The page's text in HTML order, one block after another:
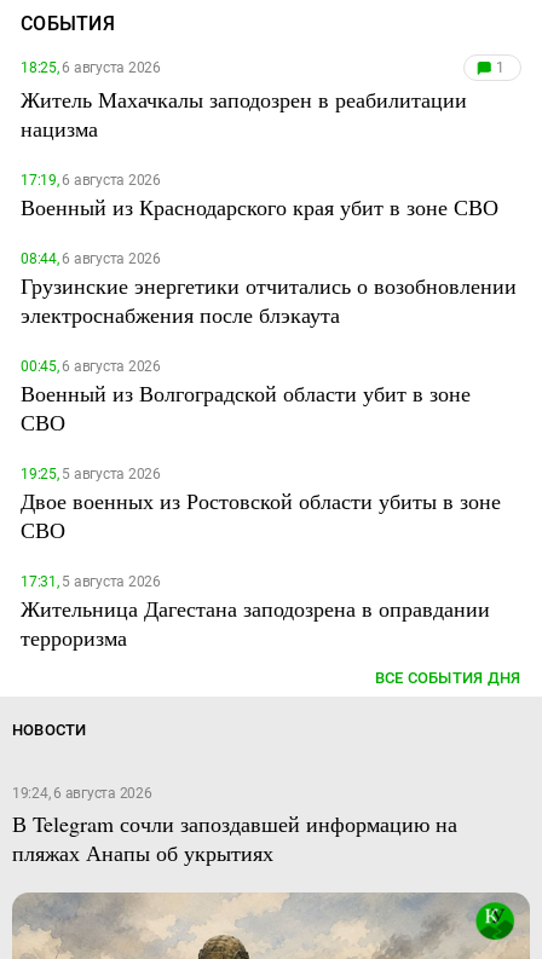
СОБЫТИЯ
18:25,6 августа 2026 1
Житель Махачкалы заподозрен в реабилитации
нацизма
17:19,6 августа 2026
Военный из Краснодарского края убит в зоне СВО
08:44,6 августа 2026
Грузинские энергетики отчитались о возобновлении
электроснабжения после блэкаута
00:45,6 августа 2026
Военный из Волгоградской области убит в зоне
СВО
19:25,5 августа 2026
Двое военных из Ростовской области убиты в зоне
СВО
17:31,5 августа 2026
Жительница Дагестана заподозрена в оправдании
терроризма
ВСЕ СОБЫТИЯ ДНЯ
НОВОСТИ
19:24, 6 августа 2026
В Telegram сочли запоздавшей информацию на
пляжах Анапы об укрытиях